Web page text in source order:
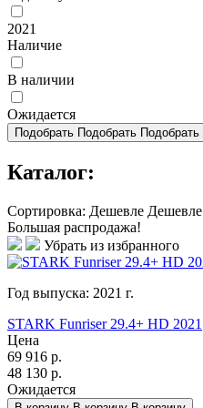
2021
Наличие
В наличии
Ожидается
Подобрать Подобрать Подобрать
Каталог:
Сортировка: Дешевле Дешевле
Большая распродажа!
Убрать из избранного
Год выпуска: 2021 г.
STARK Funriser 29.4+ HD 2021
Цена
69 916 р.
48 130 р.
Ожидается